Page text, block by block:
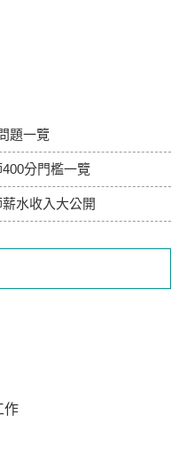
作
題一覽
分門檻一覽
水收入大公開